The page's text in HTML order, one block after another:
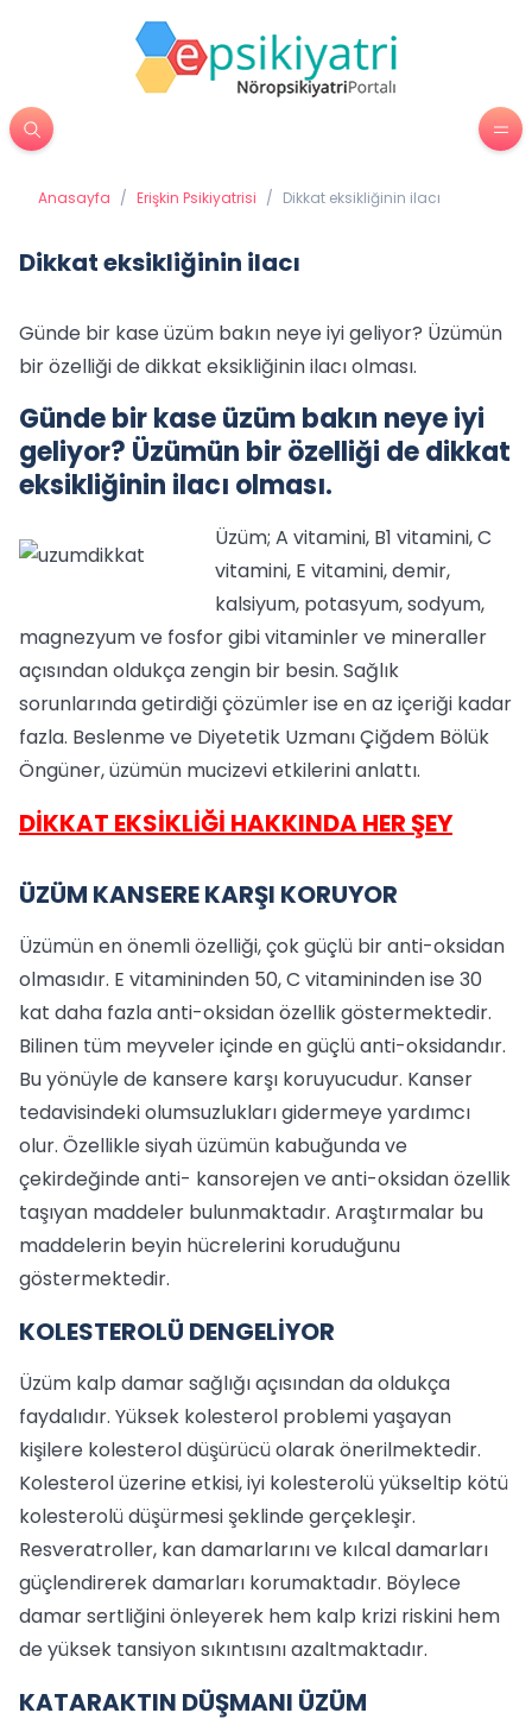
Anasayfa / Erişkin Psikiyatrisi / Dikkat eksikliğinin ilacı
Dikkat eksikliğinin ilacı
Günde bir kase üzüm bakın neye iyi geliyor? Üzümün
bir özelliği de dikkat eksikliğinin ilacı olması.
Günde bir kase üzüm bakın neye iyi
geliyor? Üzümün bir özelliği de dikkat
eksikliğinin ilacı olması.
Üzüm; A vitamini, B1 vitamini, C
vitamini, E vitamini, demir,
kalsiyum, potasyum, sodyum,
magnezyum ve fosfor gibi vitaminler ve mineraller
açısından oldukça zengin bir besin. Sağlık
sorunlarında getirdiği çözümler ise en az içeriği kadar
fazla. Beslenme ve Diyetetik Uzmanı Çiğdem Bölük
Öngüner, üzümün mucizevi etkilerini anlattı.
DİKKAT EKSİKLİĞİ HAKKINDA HER ŞEY
ÜZÜM KANSERE KARŞI KORUYOR
Üzümün en önemli özelliği, çok güçlü bir anti-oksidan
olmasıdır. E vitamininden 50, C vitamininden ise 30
kat daha fazla anti-oksidan özellik göstermektedir.
Bilinen tüm meyveler içinde en güçlü anti-oksidandır.
Bu yönüyle de kansere karşı koruyucudur. Kanser
tedavisindeki olumsuzlukları gidermeye yardımcı
olur. Özellikle siyah üzümün kabuğunda ve
çekirdeğinde anti- kansorejen ve anti-oksidan özellik
taşıyan maddeler bulunmaktadır. Araştırmalar bu
maddelerin beyin hücrelerini koruduğunu
göstermektedir.
KOLESTEROLÜ DENGELİYOR
Üzüm kalp damar sağlığı açısından da oldukça
faydalıdır. Yüksek kolesterol problemi yaşayan
kişilere kolesterol düşürücü olarak önerilmektedir.
Kolesterol üzerine etkisi, iyi kolesterolü yükseltip kötü
kolesterolü düşürmesi şeklinde gerçekleşir.
Resveratroller, kan damarlarını ve kılcal damarları
güçlendirerek damarları korumaktadır. Böylece
damar sertliğini önleyerek hem kalp krizi riskini hem
de yüksek tansiyon sıkıntısını azaltmaktadır.
KATARAKTIN DÜŞMANI ÜZÜM